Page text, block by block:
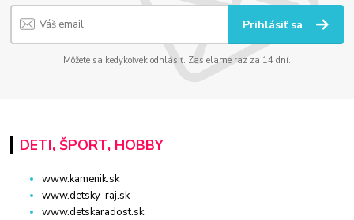
Prihlásiť sa
Môžete sa kedykoľvek odhlásiť. Zasielame raz za 14 dní.
DETI, ŠPORT, HOBBY
www.kamenik.sk
www.detsky-raj.sk
www.detskaradost.sk